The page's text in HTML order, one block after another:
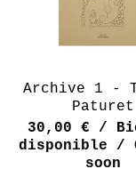
Archive 1 -
Paturet
30,00 €
/
disponible /
soon